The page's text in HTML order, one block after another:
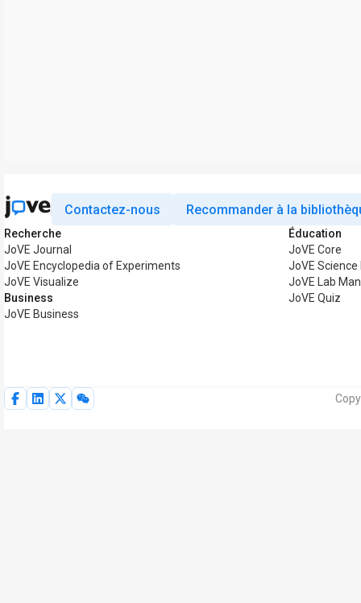
Contactez-nous Recommander à la
Recherche
JoVE Journal
JoVE Encyclopedia of Experiments
JoVE Visualize
Business
JoVE Business
Éducation
JoVE Core
JoVE
JoVE Lab
JoVE Quiz